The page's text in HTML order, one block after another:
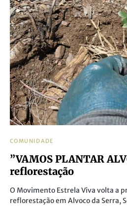
COMUNIDADE
”VAMOS PLANTAR
reflorestação
O Movimento Estrela Viva volta a
reflorestação em Alvoco da Serra,